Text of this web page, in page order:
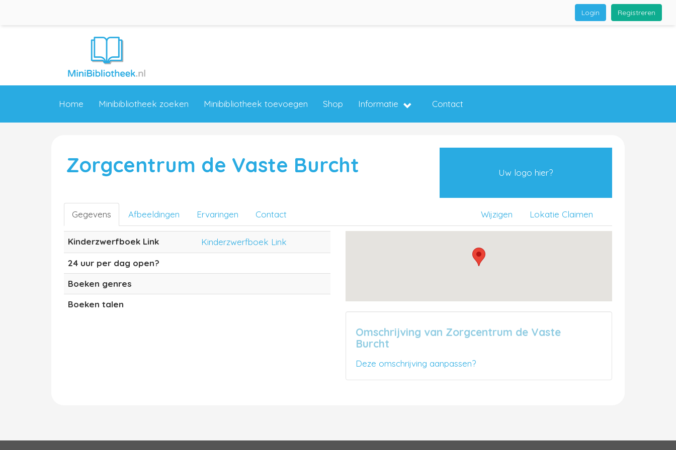
Registreren
Login
Home Minibibliotheek zoeken Minibibliotheek toevoegen Shop Informatie Contact
Zorgcentrum de Vaste Burcht Uw logo hier?
Gegevens Afbeeldingen Ervaringen Contact Lokatie Claimen
Wijzigen
Kinderzwerfboek Link
Kinderzwerfboek Link
24 uur per dag open?
Boeken genres
Boeken talen
Omschrijving van Zorgcentrum de Vaste
Burcht
Deze omschrijving aanpassen?